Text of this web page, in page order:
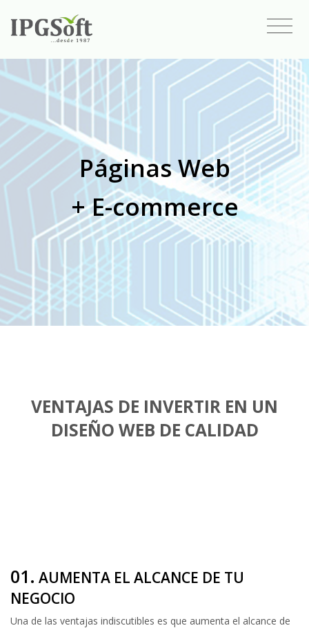
Páginas Web
+ E-commerce
VENTAJAS DE INVERTIR EN UN
DISEÑO WEB DE CALIDAD
01. AUMENTA EL ALCANCE DE TU
NEGOCIO
Una de las ventajas indiscutibles es que aumenta el alcance de